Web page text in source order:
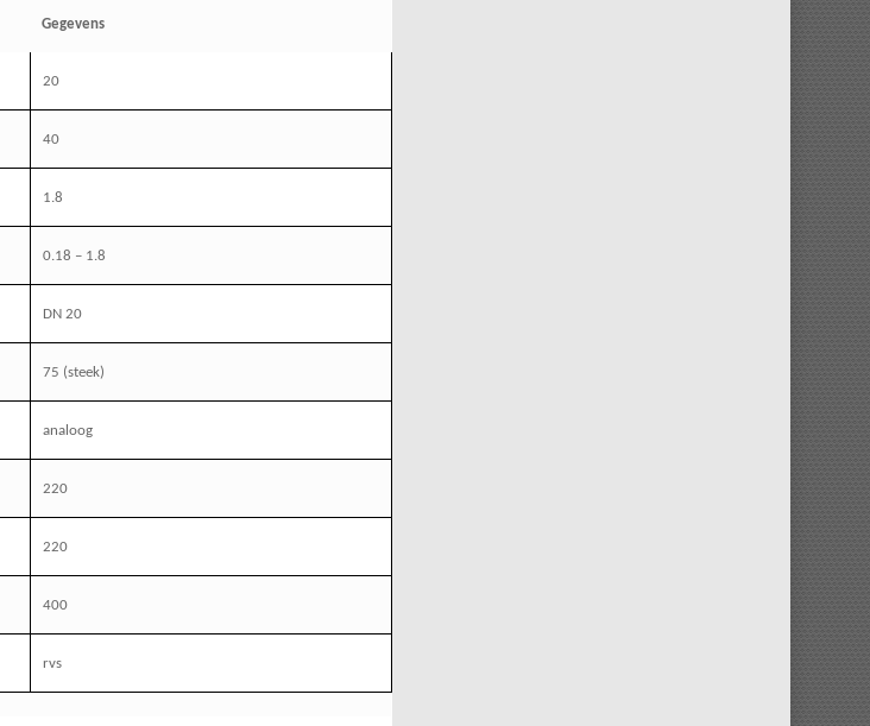
Gegevens
20
40
1.8
0.18 – 1.8
DN 20
75 (steek)
analoog
220
220
400
rvs